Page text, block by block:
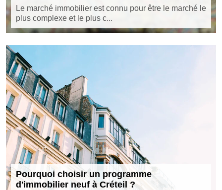
Le marché immobilier est connu pour être le marché le
plus complexe et le plus c...
Pourquoi choisir un programme
d'immobilier neuf à Créteil ?